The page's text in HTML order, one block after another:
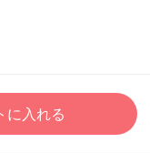
に入れる